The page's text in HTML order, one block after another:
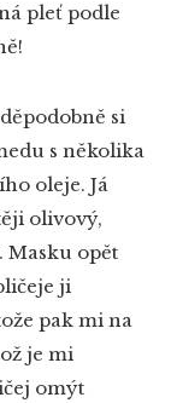
pleť podle
si
s několika
oleje. Já
olivový,
Masku opět
ji
pak mi na
je mi
omýt